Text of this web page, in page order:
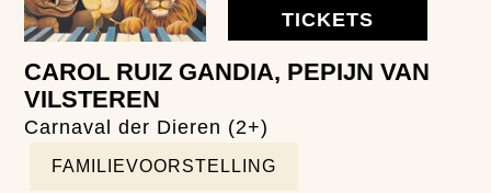
TICKETS
CAROL RUIZ GANDIA, PEPIJN VAN
VILSTEREN
Carnaval der Dieren (2+)
FAMILIEVOORSTELLING